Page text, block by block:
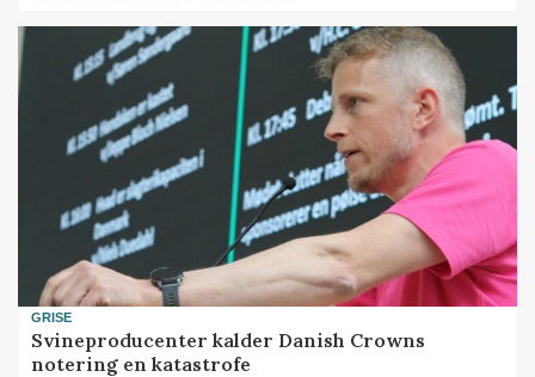
GRISE
Svineproducenter kalder Danish Crowns
notering en katastrofe